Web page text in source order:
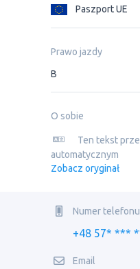
Paszport UE
Prawo jazdy
B
O sobie
Ten tekst
automatycznym
Zobacz oryginał
Numer
+48 57* ***
Email